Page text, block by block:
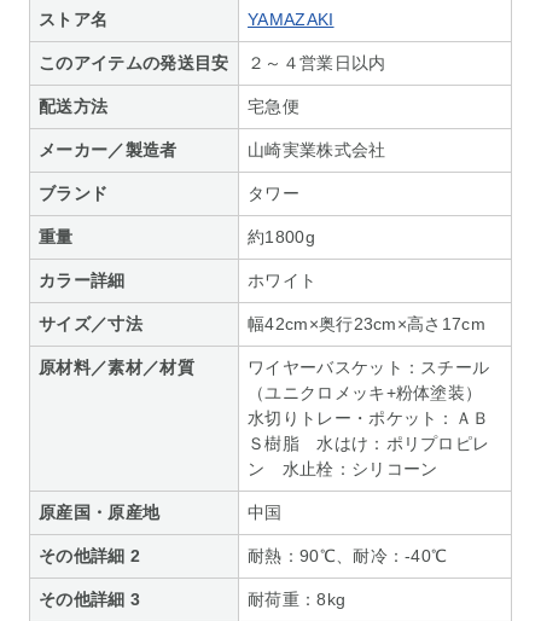
ストア名 YAMAZAKI
このアイテムの発送目安 ２～４営業日以内
配送方法 宅急便
メーカー／製造者 山崎実業株式会社
ブランド タワー
重量 約1800g
カラー詳細 ホワイト
サイズ／寸法 幅42cm×奥行23cm×高さ17cm
原材料／素材／材質
ワイヤーバスケット：スチール
（ユニクロメッキ+粉体塗装）
水切りトレー・ポケット：ＡＢ
Ｓ樹脂 水はけ：ポリプロピレ
ン 水止栓：シリコーン
原産国・原産地 中国
その他詳細 2 耐熱：90℃、耐冷：-40℃
その他詳細 3 耐荷重：8kg